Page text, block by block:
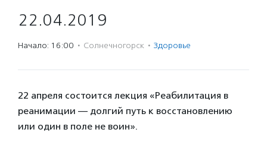
22.04.2019
Начало: 16:00 · Солнечногорск · Здоровье
22 апреля состоится лекция «Реабилитация в
реанимации — долгий путь к восстановлению
или один в поле не воин».